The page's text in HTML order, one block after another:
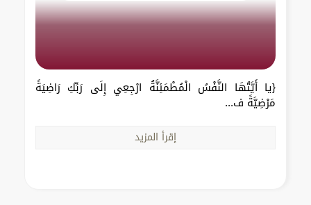
{يا أَيَّتُهَا النَّفْسُ الْمُطْمَئِنَّةُ ارْجِعِي إِلَى رَبِّكِ رَاضِيَةً
مَرْضِيَّةً ف...
إقرأ المزيد